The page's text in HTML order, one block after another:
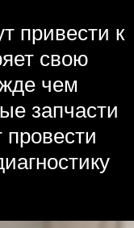
привести к
свою
чем
запчасти